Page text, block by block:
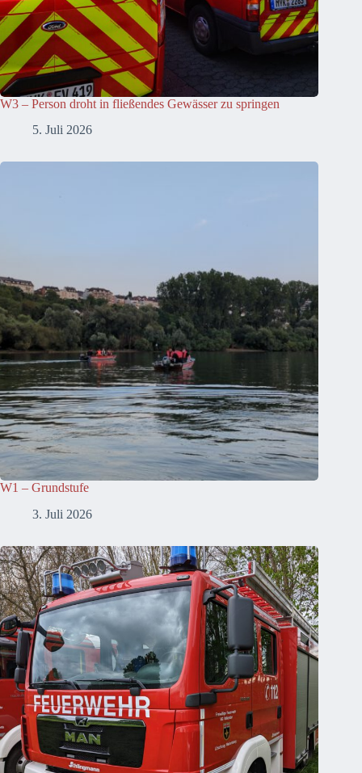
W3 – Person droht in fließendes Gewässer zu springen
5. Juli 2026
W1 – Grundstufe
3. Juli 2026